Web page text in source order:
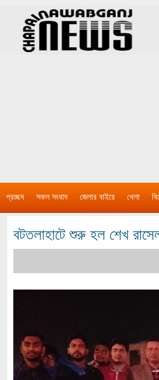
প্রচ্ছদ সকল সংবাদ জেলার বাইরে খেলা
বটতলাহাটে শুরু হল শেখ